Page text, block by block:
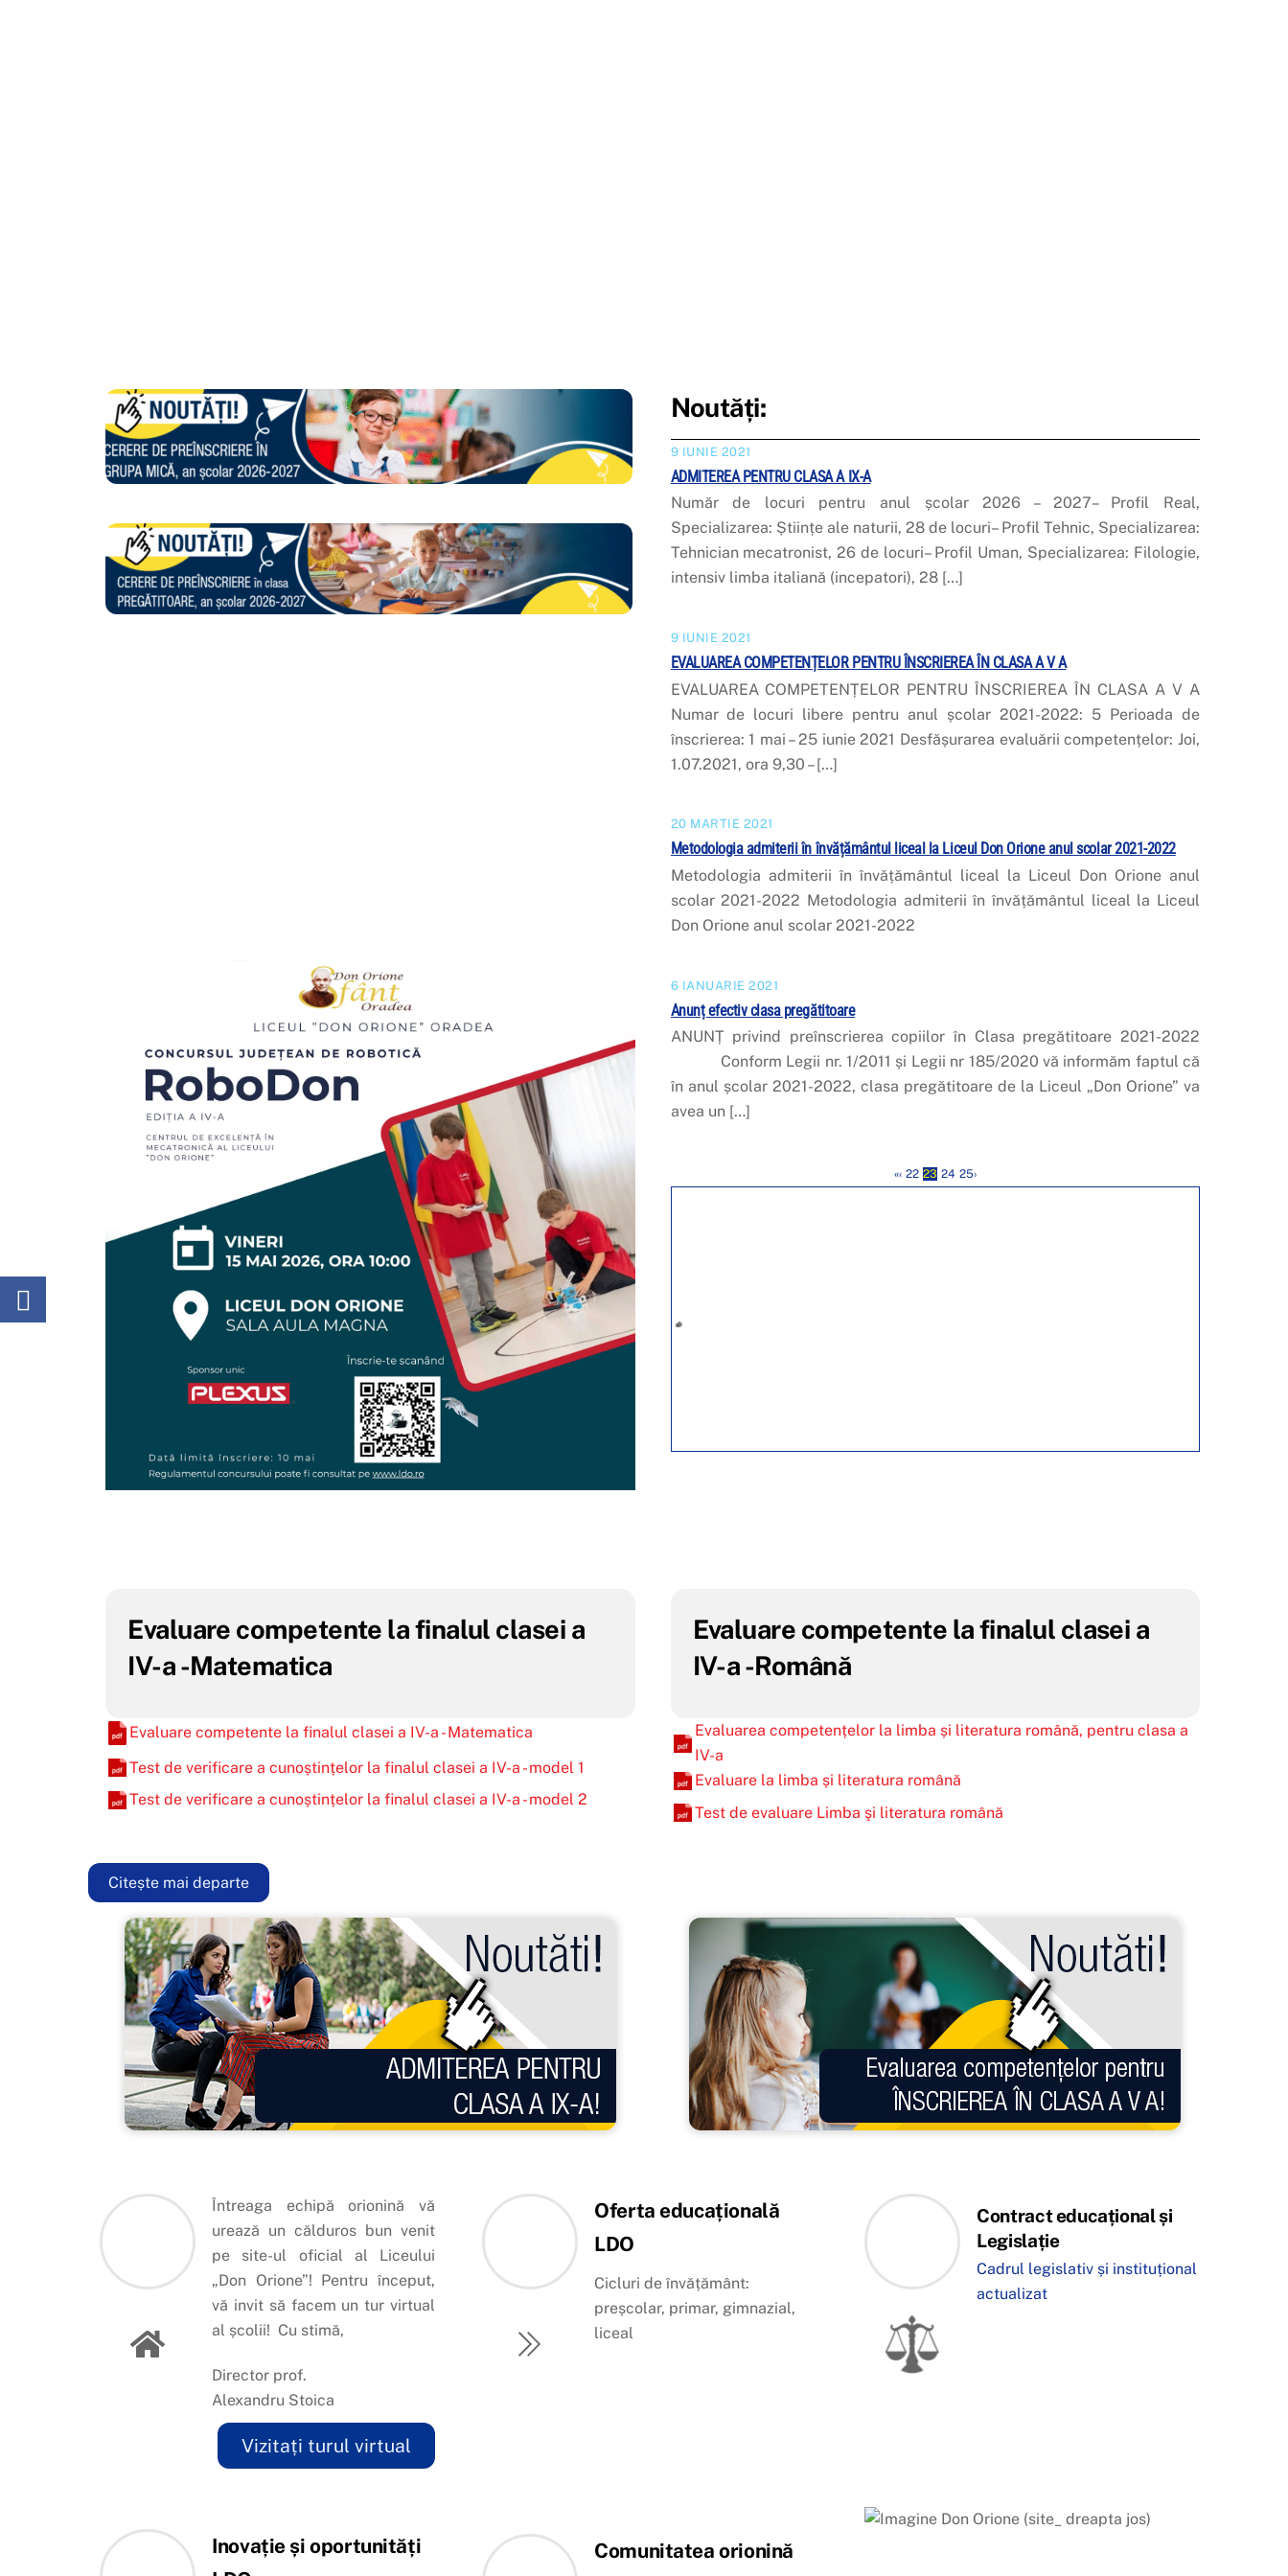
Noutăți:
9 IUNIE 2021
ADMITEREA PENTRU CLASA A IX-A
Număr de locuri pentru anul școlar 2026 – 2027– Profil Real,
Specializarea: Științe ale naturii, 28 de locuri– Profil Tehnic, Specializarea:
Tehnician mecatronist, 26 de locuri– Profil Uman, Specializarea: Filologie,
intensiv limba italiană (incepatori), 28 […]
9 IUNIE 2021
EVALUAREA COMPETENȚELOR PENTRU ÎNSCRIEREA ÎN CLASA A V A
EVALUAREA COMPETENȚELOR PENTRU ÎNSCRIEREA ÎN CLASA A V A
Numar de locuri libere pentru anul școlar 2021-2022: 5 Perioada de
înscrierea: 1 mai – 25 iunie 2021 Desfășurarea evaluării competențelor: Joi,
1.07.2021, ora 9,30 – […]
20 MARTIE 2021
Metodologia admiterii în învățământul liceal la Liceul Don Orione anul scolar 2021-2022
Metodologia admiterii în învățământul liceal la Liceul Don Orione anul
scolar 2021-2022 Metodologia admiterii în învățământul liceal la Liceul
Don Orione anul scolar 2021-2022
6 IANUARIE 2021
Anunț efectiv clasa pregătitoare
ANUNȚ privind preînscrierea copiilor în Clasa pregătitoare 2021-2022
Conform Legii nr. 1/2011 și Legii nr 185/2020 vă informăm faptul că
în anul școlar 2021-2022, clasa pregătitoare de la Liceul „Don Orione” va
avea un […]
«‹ 22 23 24 25›
Evaluare competente la finalul clasei a
IV-a -Matematica
Evaluare competente la finalul clasei a IV-a - Matematica
Test de verificare a cunoștințelor la finalul clasei a IV-a - model 1
Test de verificare a cunoștințelor la finalul clasei a IV-a - model 2
Evaluare competente la finalul clasei a
IV-a -Română
Evaluarea competențelor la limba și literatura română, pentru clasa a
IV-a
Evaluare la limba și literatura română
Test de evaluare Limba şi literatura română
Citește mai departe
Întreaga echipă orionină vă
urează un călduros bun venit
pe site-ul oficial al Liceului
„Don Orione”! Pentru început,
vă invit să facem un tur virtual
al școlii! Cu stimă,
Director prof.
Alexandru Stoica
Vizitați turul virtual
Oferta educațională
LDO
Cicluri de învățământ:
preșcolar, primar, gimnazial,
liceal
Contract educațional și
Legislație
Cadrul legislativ și instituțional
actualizat
Inovație și oportunități
Comunitatea orionină